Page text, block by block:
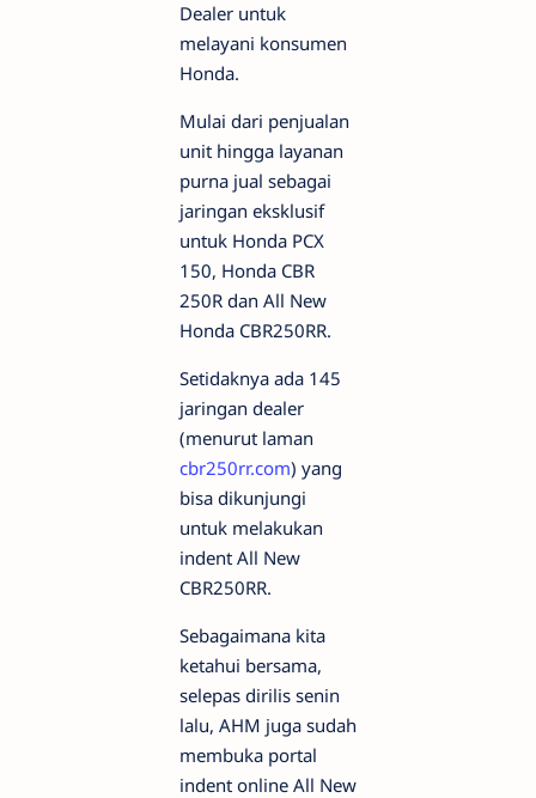
Dealer untuk
melayani konsumen
Honda.
Mulai dari penjualan
unit hingga layanan
purna jual sebagai
jaringan eksklusif
untuk Honda PCX
150, Honda CBR
250R dan All New
Honda CBR250RR.
Setidaknya ada 145
jaringan dealer
(menurut laman
cbr250rr.com) yang
bisa dikunjungi
untuk melakukan
indent All New
CBR250RR.
Sebagaimana kita
ketahui bersama,
selepas dirilis senin
lalu, AHM juga sudah
membuka portal
indent online All New